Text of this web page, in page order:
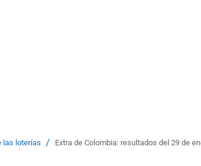
las loterías / Extra de Colombia: resultados del 29 de